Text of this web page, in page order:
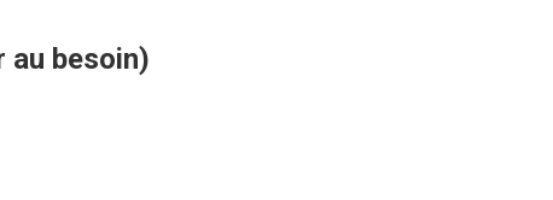
au besoin)